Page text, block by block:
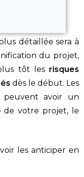
détaillée sera à
du projet,
tôt les risques
dès le début. Les
peuvent avoir un
de votre projet, le
les anticiper en